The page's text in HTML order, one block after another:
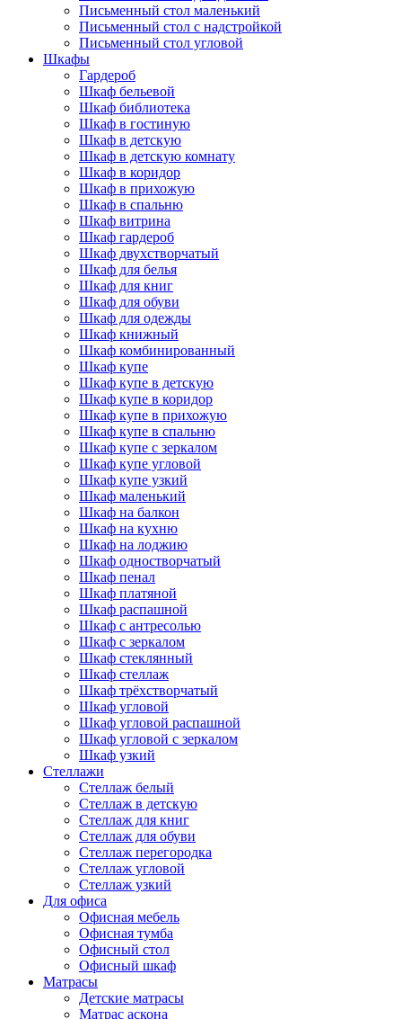
Письменный стол маленький
Письменный стол с надстройкой
Письменный стол угловой
Шкафы
Гардероб
Шкаф бельевой
Шкаф библиотека
Шкаф в гостиную
Шкаф в детскую
Шкаф в детскую комнату
Шкаф в коридор
Шкаф в прихожую
Шкаф в спальню
Шкаф витрина
Шкаф гардероб
Шкаф двухстворчатый
Шкаф для белья
Шкаф для книг
Шкаф для обуви
Шкаф для одежды
Шкаф книжный
Шкаф комбинированный
Шкаф купе
Шкаф купе в детскую
Шкаф купе в коридор
Шкаф купе в прихожую
Шкаф купе в спальню
Шкаф купе с зеркалом
Шкаф купе угловой
Шкаф купе узкий
Шкаф маленький
Шкаф на балкон
Шкаф на кухню
Шкаф на лоджию
Шкаф одностворчатый
Шкаф пенал
Шкаф платяной
Шкаф распашной
Шкаф с антресолью
Шкаф с зеркалом
Шкаф стеклянный
Шкаф стеллаж
Шкаф трёхстворчатый
Шкаф угловой
Шкаф угловой распашной
Шкаф угловой с зеркалом
Шкаф узкий
Стеллажи
Стеллаж белый
Стеллаж в детскую
Стеллаж для книг
Стеллаж для обуви
Стеллаж перегородка
Стеллаж угловой
Стеллаж узкий
Для офиса
Офисная мебель
Офисная тумба
Офисный стол
Офисный шкаф
Матрасы
Детские матрасы
Матрас аскона